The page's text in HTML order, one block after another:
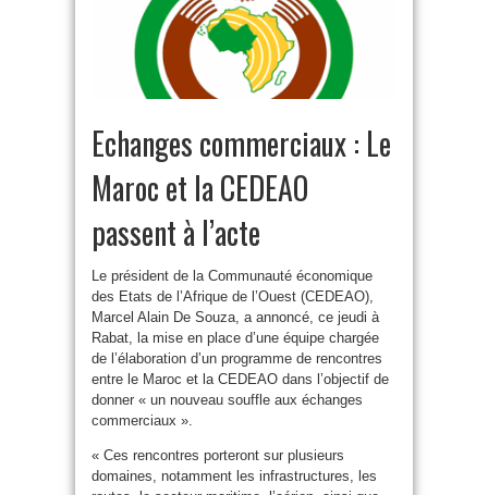
Echanges commerciaux : Le
Maroc et la CEDEAO
passent à l’acte
Le président de la Communauté économique
des Etats de l’Afrique de l’Ouest (CEDEAO),
Marcel Alain De Souza, a annoncé, ce jeudi à
Rabat, la mise en place d’une équipe chargée
de l’élaboration d’un programme de rencontres
entre le Maroc et la CEDEAO dans l’objectif de
donner « un nouveau souffle aux échanges
commerciaux ».
« Ces rencontres porteront sur plusieurs
domaines, notamment les infrastructures, les